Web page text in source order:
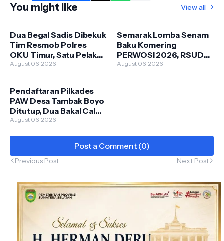
You might like View all
Dua Begal Sadis Dibekuk
Tim Resmob Polres
OKU Timur, Satu Pelaku
Dilumpuhkan dengan
August 06, 2026
Semarak Lomba Senam
Baku Komering
PERWOSI 2026, RSUD
Martapura Tunjukkan
August 06, 2026
Pendaftaran Pilkades
PAW Desa Tambak Boyo
Ditutup, Dua Bakal Calon
Siap Berebut
August 06, 2026
Post a Comment (0)
Previous Post Next Post